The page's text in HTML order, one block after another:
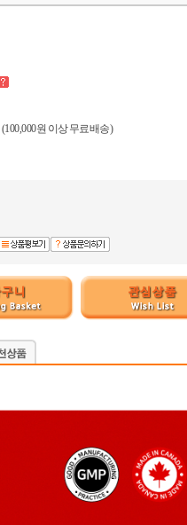
(100,000원 이상 무료배송)